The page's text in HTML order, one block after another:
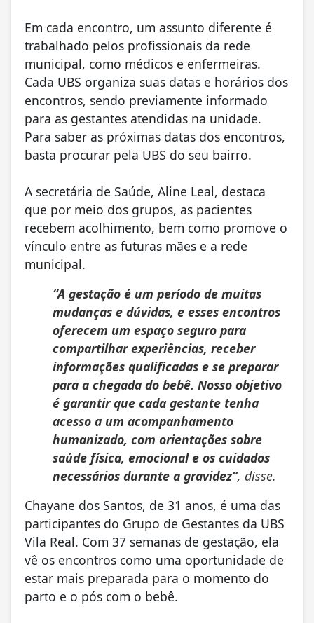
Em cada encontro, um assunto diferente é
trabalhado pelos profissionais da rede
municipal, como médicos e enfermeiras.
Cada UBS organiza suas datas e horários dos
encontros, sendo previamente informado
para as gestantes atendidas na unidade.
Para saber as próximas datas dos encontros,
basta procurar pela UBS do seu bairro.
A secretária de Saúde, Aline Leal, destaca
que por meio dos grupos, as pacientes
recebem acolhimento, bem como promove o
vínculo entre as futuras mães e a rede
municipal.
“A gestação é um período de muitas
mudanças e dúvidas, e esses encontros
oferecem um espaço seguro para
compartilhar experiências, receber
informações qualificadas e se preparar
para a chegada do bebê. Nosso objetivo
é garantir que cada gestante tenha
acesso a um acompanhamento
humanizado, com orientações sobre
saúde física, emocional e os cuidados
necessários durante a gravidez”, disse.
Chayane dos Santos, de 31 anos, é uma das
participantes do Grupo de Gestantes da UBS
Vila Real. Com 37 semanas de gestação, ela
vê os encontros como uma oportunidade de
estar mais preparada para o momento do
parto e o pós com o bebê.